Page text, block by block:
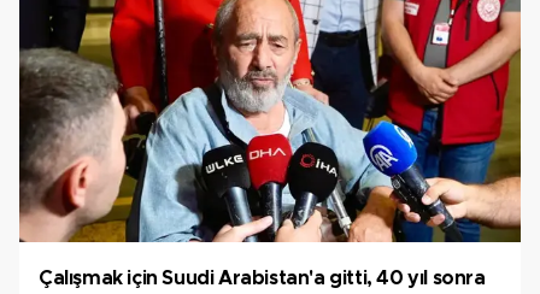
Çalışmak için Suudi Arabistan'a gitti, 40 yıl sonra